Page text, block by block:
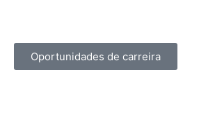
Oportunidades de carreira